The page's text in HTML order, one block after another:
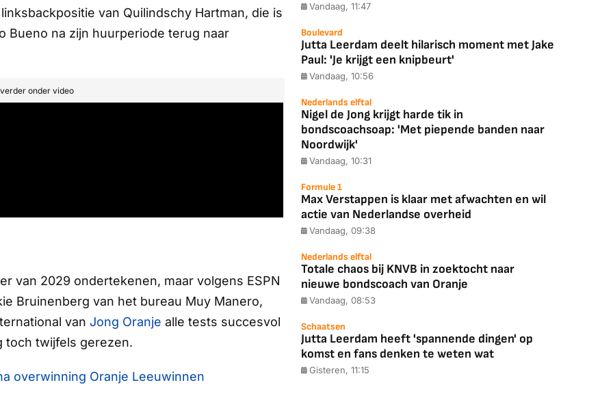
van Quilindschy Hartman, die is
Bueno na zijn huurperiode terug naar
onder video
van 2029 ondertekenen, maar volgens ESPN
Bruinenberg van het bureau Muy Manero,
van Jong Oranje alle tests succesvol
toch twijfels gerezen.
overwinning Oranje Leeuwinnen
Vandaag, 11:47
Boulevard
Jutta Leerdam deelt hilarisch moment met Jake
Paul: 'Je krijgt een knipbeurt'
Vandaag, 10:56
Nederlands elftal
Nigel de Jong krijgt harde tik in
bondscoachsoap: 'Met piepende banden naar
Noordwijk'
Vandaag, 10:31
Formule 1
Max Verstappen is klaar met afwachten en wil
actie van Nederlandse overheid
Vandaag, 09:38
Nederlands elftal
Totale chaos bij KNVB in zoektocht naar
nieuwe bondscoach van Oranje
Vandaag, 08:53
Schaatsen
Jutta Leerdam heeft 'spannende dingen' op
komst en fans denken te weten wat
Gisteren, 11:15